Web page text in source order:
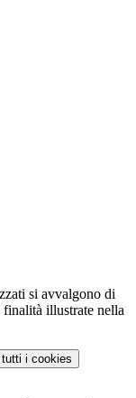
si avvalgono di
illustrate nella
i cookies